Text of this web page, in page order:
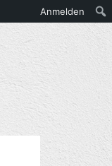
Anmelden